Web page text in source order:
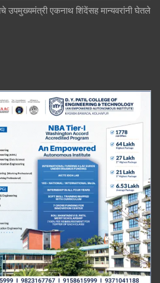
उपमुख्यमंत्री एकनाथ शिंदेंसह मान्यवरांनी घेतले